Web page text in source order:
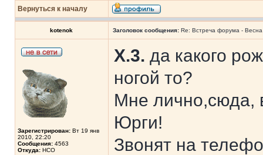
Вернуться к началу
kotenok Заголовок сообщения: Re: Встреча форума -
Зарегистрирован: Вт 19 янв
2010, 22:20
Сообщения: 4563
Откуда: НСО
X.3. да какого
ногой то?
Мне лично,сюда,
Юрги!
Звонят на